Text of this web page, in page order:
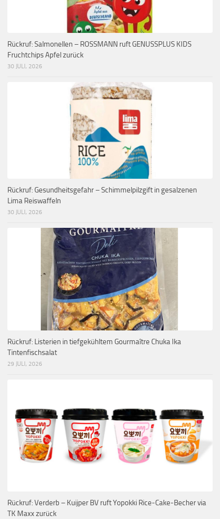
Rückruf: Salmonellen – ROSSMANN ruft GENUSSPLUS KIDS
Fruchtchips Apfel zurück
30 JULI, 2026
Rückruf: Gesundheitsgefahr – Schimmelpilzgift in gesalzenen
Lima Reiswaffeln
30 JULI, 2026
Rückruf: Listerien in tiefgekühltem Gourmaître Chuka Ika
Tintenfischsalat
29 JULI, 2026
Rückruf: Verderb – Kuijper BV ruft Yopokki Rice-Cake-Becher via
TK Maxx zurück